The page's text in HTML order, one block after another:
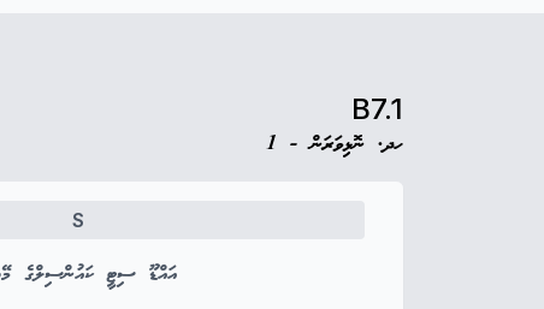
B7.1
ހދ. ނޮޅިވަރަން - 1
S
އައްޑޫ ސިޓީ ކައުންސިލްގެ